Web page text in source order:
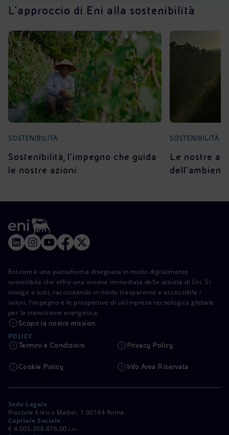
L’approccio di Eni alla sostenibilità
SOSTENIBILITÀ
Sostenibilità, l’impegno che guida
le nostre azioni
SOSTENIBILITÀ
Le nostre
Eni.com è una piattaforma disegnata in modo digitalmente
sostenibile che offre una visione immediata delle attività di Eni. Si
rivolge a tutti, raccontando in modo trasparente e accessibile i
valori, l’impegno e le prospettive di un’impresa tecnologica globale
per la transizione energetica.
Scopri la nostra mission
POLICY
Termini e Condizioni Privacy Policy
Cookie Policy Info Area Riservata
Sede Legale
Piazzale Enrico Mattei, 1 00144 Roma
Capitale Sociale
€ 4.005.358.876,00 i.v.